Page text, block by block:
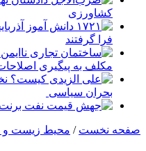
کشاورزی
۱۷۲۱ دانش آموز
فرا گرفتند
ساختمان تجاری
مکلف به پیگیری
علی الزیدی کیست؟
بحران سیاسی
جهش قیمت نفت برنت به ۱۱۰.۱
صفحه نخست / محیط زیست و